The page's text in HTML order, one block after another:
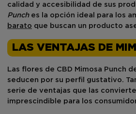
calidad y accesibilidad de sus
Punches la opción ideal para los
barato que buscan un producto
LAS VENTAJAS DE
Las flores de CBD Mimosa Punch
seducen por su perfil gustativo.
serie de ventajas que las
imprescindible para los